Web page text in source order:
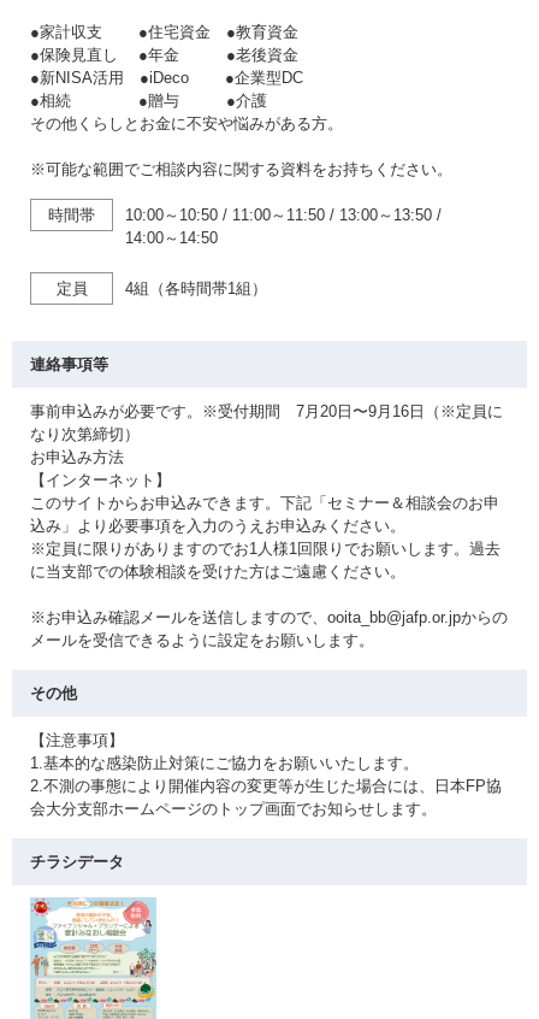
●家計収支 ●住宅資金 ●教育資金
●保険見直し ●年金 ●老後資金
●新NISA活用 ●iDeco ●企業型DC
●相続 ●贈与 ●介護
その他くらしとお金に不安や悩みがある方。
※可能な範囲でご相談内容に関する資料をお持ちください。
時間帯 10:00～10:50 / 11:00～11:50 / 13:00～13:50 /
14:00～14:50
定員 4組（各時間帯1組）
連絡事項等
事前申込みが必要です。※受付期間 7月20日〜9月16日（※定員に
なり次第締切）
お申込み方法
【インターネット】
このサイトからお申込みできます。下記「セミナー＆相談会のお申
込み」より必要事項を入力のうえお申込みください。
※定員に限りがありますのでお1人様1回限りでお願いします。過去
に当支部での体験相談を受けた方はご遠慮ください。
※お申込み確認メールを送信しますので、ooita_bb@jafp.or.jpからの
メールを受信できるように設定をお願いします。
その他
【注意事項】
1.基本的な感染防止対策にご協力をお願いいたします。
2.不測の事態により開催内容の変更等が生じた場合には、日本FP協
会大分支部ホームページのトップ画面でお知らせします。
チラシデータ